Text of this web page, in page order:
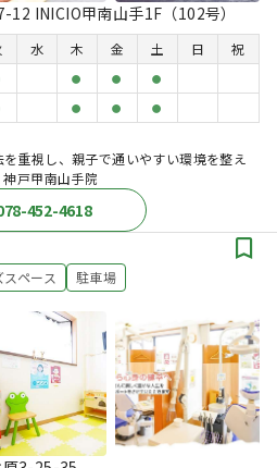
INICIO甲南山手1F（102号）
水 木 金 土 日
祝
● ● ●
● ● ●
重視し、親子で通いやすい環境を整え
戸甲南山手院
452-4618
ペース
駐車場